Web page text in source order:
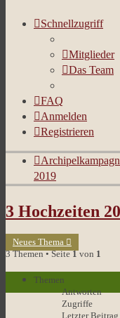
Schnellzugriff
Mitglieder
Das Team
FAQ
Anmelden
Registrieren
2019
3 Hochzeiten
Neues Thema
3 Themen • Seite 1 von 1
Themen
Antworten
Zugriffe